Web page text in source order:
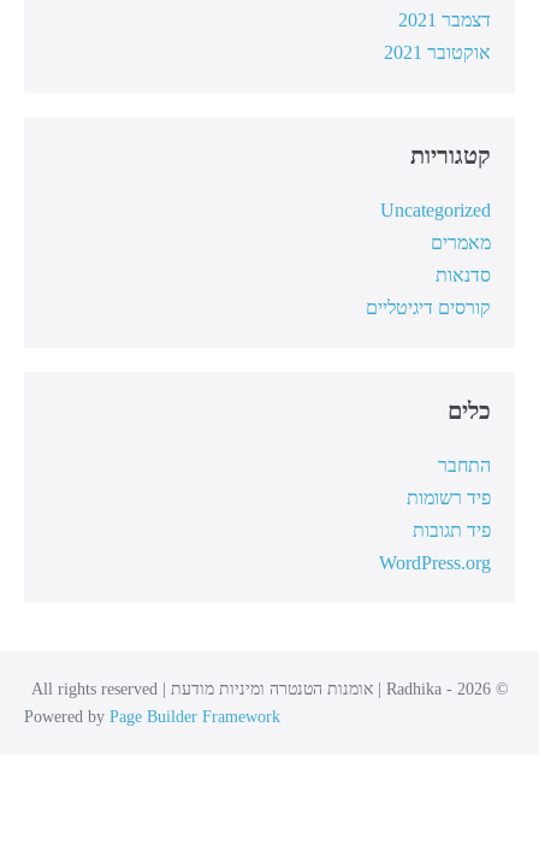
דצמבר 2021
אוקטובר 2021
קטגוריות
Uncategorized
מאמרים
סדנאות
קורסים דיגיטליים
כלים
התחבר
פיד רשומות
פיד תגובות
WordPress.org
© 2026 - Radhika | אומנות הטנטרה ומיניות מודעת | All rights reserved
Powered byPage Builder Framework